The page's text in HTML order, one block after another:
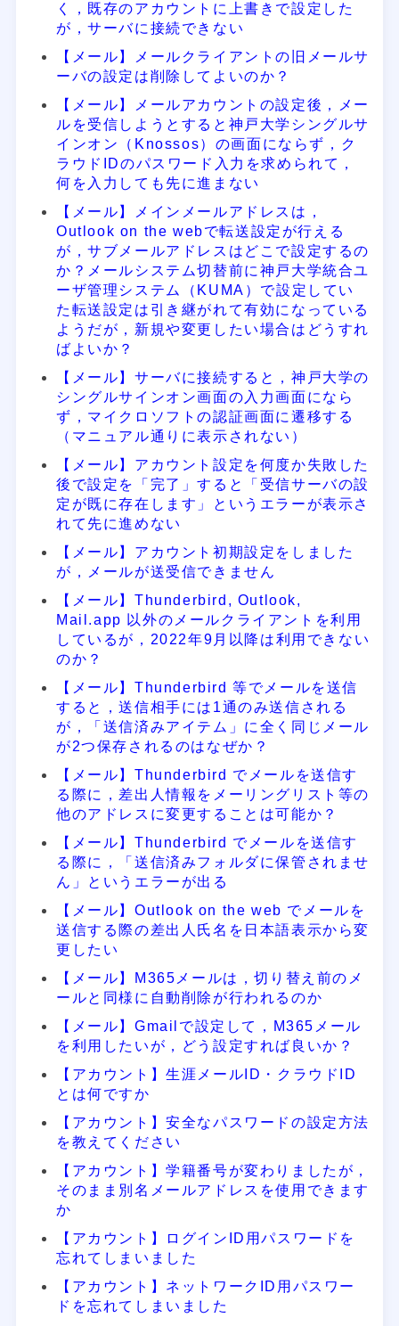
く，既存のアカウントに上書きで設定した
が，サーバに接続できない
【メール】メールクライアントの旧メールサ
ーバの設定は削除してよいのか？
【メール】メールアカウントの設定後，メー
ルを受信しようとすると神戸大学シングルサ
インオン（Knossos）の画面にならず，ク
ラウドIDのパスワード入力を求められて，
何を入力しても先に進まない
【メール】メインメールアドレスは，
Outlook on the webで転送設定が行える
が，サブメールアドレスはどこで設定するの
か？メールシステム切替前に神戸大学統合ユ
ーザ管理システム（KUMA）で設定してい
た転送設定は引き継がれて有効になっている
ようだが，新規や変更したい場合はどうすれ
ばよいか？
【メール】サーバに接続すると，神戸大学の
シングルサインオン画面の入力画面になら
ず，マイクロソフトの認証画面に遷移する
（マニュアル通りに表示されない）
【メール】アカウント設定を何度か失敗した
後で設定を「完了」すると「受信サーバの設
定が既に存在します」というエラーが表示さ
れて先に進めない
【メール】アカウント初期設定をしました
が，メールが送受信できません
【メール】Thunderbird, Outlook,
Mail.app 以外のメールクライアントを利用
しているが，2022年9月以降は利用できない
のか？
【メール】Thunderbird 等でメールを送信
すると，送信相手には1通のみ送信される
が，「送信済みアイテム」に全く同じメール
が2つ保存されるのはなぜか？
【メール】Thunderbird でメールを送信す
る際に，差出人情報をメーリングリスト等の
他のアドレスに変更することは可能か？
【メール】Thunderbird でメールを送信す
る際に，「送信済みフォルダに保管されませ
ん」というエラーが出る
【メール】Outlook on the web でメールを
送信する際の差出人氏名を日本語表示から変
更したい
【メール】M365メールは，切り替え前のメ
ールと同様に自動削除が行われるのか
【メール】Gmailで設定して，M365メール
を利用したいが，どう設定すれば良いか？
【アカウント】生涯メールID・クラウドID
とは何ですか
【アカウント】安全なパスワードの設定方法
を教えてください
【アカウント】学籍番号が変わりましたが，
そのまま別名メールアドレスを使用できます
か
【アカウント】ログインID用パスワードを
忘れてしまいました
【アカウント】ネットワークID用パスワー
ドを忘れてしまいました